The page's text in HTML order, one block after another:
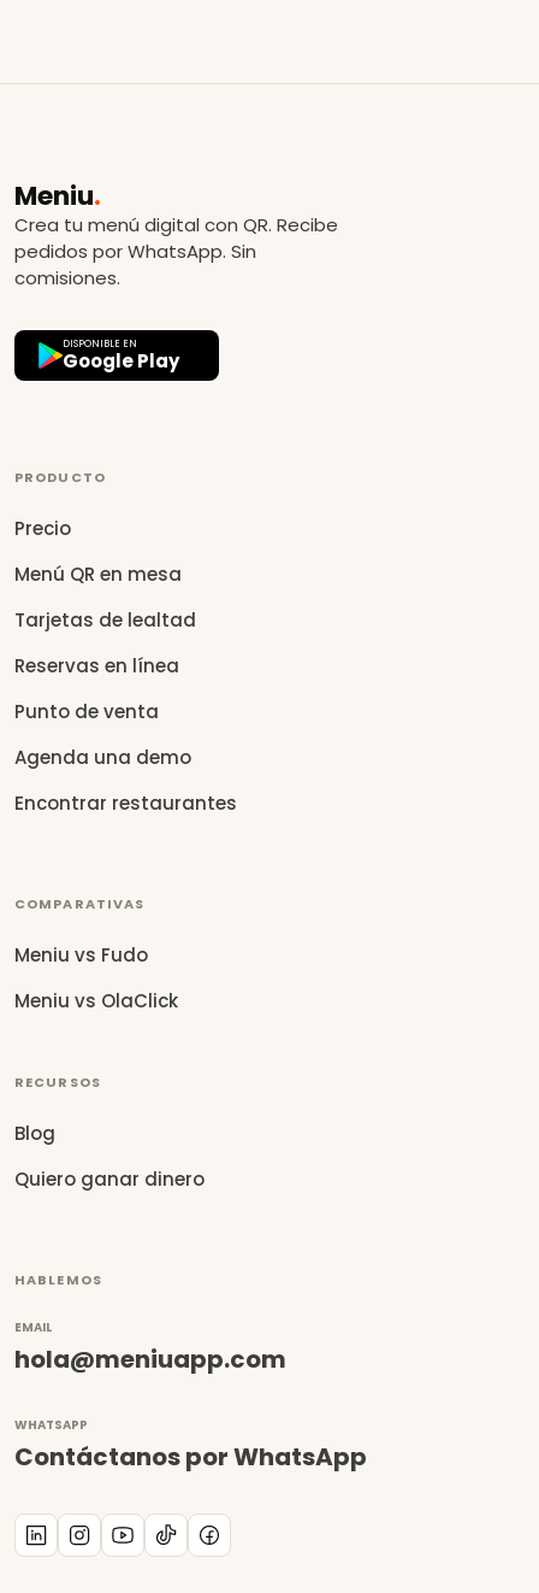
Meniu.
Crea tu menú digital con QR. Recibe
pedidos por WhatsApp. Sin
comisiones.
DISPONIBLE EN
Google Play
PRODUCTO
Precio
Menú QR en mesa
Tarjetas de lealtad
Reservas en línea
Punto de venta
Agenda una demo
Encontrar restaurantes
COMPARATIVAS
Meniu vs Fudo
Meniu vs OlaClick
RECURSOS
Blog
Quiero ganar dinero
HABLEMOS
EMAIL
hola@meniuapp.com
WHATSAPP
Contáctanos por WhatsApp